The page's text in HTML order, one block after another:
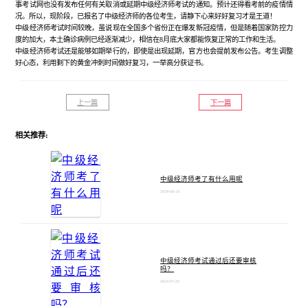
事考试网也没有发布任何有关取消或延期中级经济师考试的通知。预计还得看考前的疫情情
况。所以，现阶段，已报名了中级经济师的各位考生，请静下心来好好复习才是王道！
中级经济师考试时间较晚，虽说现在全国多个省份正在爆发新冠疫情，但是随着国家防控力
度的加大，本土确诊病例已经逐渐减少，相信在8月底大家都能恢复正常的工作和生活。
中级经济师考试还是能够如期举行的，即使是出现延期，官方也会提前发布公告。考生调整
好心态，利用剩下的黄金冲刺时间做好复习，一举高分获证书。
上一篇 下一篇
相关推荐:
中级经济师考了有什么用呢
2024-08-14
中级经济师考试通过后还要审核
吗？
2024-07-29